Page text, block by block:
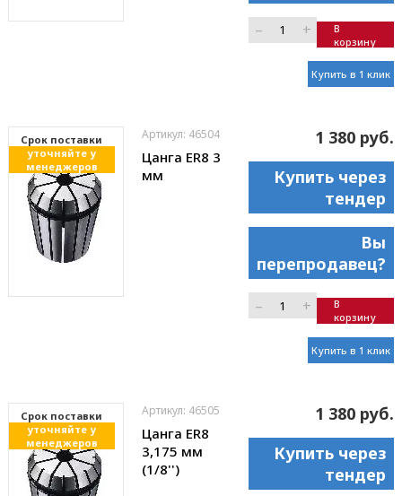
– +
В
корзину
Купить в 1 клик
Cрок поставки
уточняйте у
менеджеров
Артикул: 46504
Цанга ER8 3
мм
1 380 руб.
Купить через
тендер
Вы
перепродавец?
– +
В
корзину
Купить в 1 клик
Cрок поставки
уточняйте у
менеджеров
Артикул: 46505
Цанга ER8
3,175 мм
(1/8'')
1 380 руб.
Купить через
тендер